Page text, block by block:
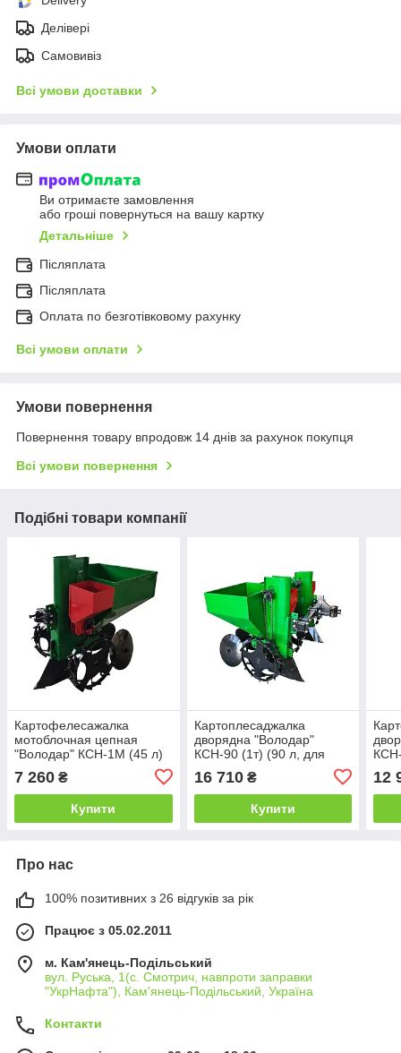
Делівері
Самовивіз
Всі умови доставки
Умови оплати
Ви отримаєте замовлення
або гроші повернуться на вашу картку
Детальніше
Післяплата
Післяплата
Оплата по безготівковому рахунку
Всі умови оплати
Умови повернення
Повернення товару впродовж 14 днів за рахунок покупця
Всі умови повернення
Подібні товари компанії
Картофелесажалка
мотоблочная цепная
"Володар" КСН-1М (45 л)
удобрений
7 260 ₴
Купити
Картоплесаджалка
дворядна "Володар"
КСН-90 (1т) (90 л, для
точкову навіску) з
бункером
16 710₴
Купити
12
Про нас
100% позитивних з 26 відгуків за рік
Працює з 05.02.2011
м. Кам'янець-Подільський
вул. Руська, 1(с. Смотрич, навпроти заправки
"УкрНафта"), Кам'янець-Подільський, Україна
Контакти